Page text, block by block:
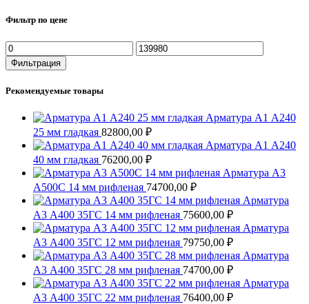
Фильтр по цене
Минимальная
цена
Максимальная
цена
Фильтрация
Рекомендуемые товары
Арматура А1 А240
25 мм гладкая 82800,00 ₽
Арматура А1 А240
40 мм гладкая 76200,00 ₽
Арматура А3
А500С 14 мм рифленая 74700,00 ₽
Арматура
А3 А400 35ГС 14 мм рифленая 75600,00 ₽
Арматура
А3 А400 35ГС 12 мм рифленая 79750,00 ₽
Арматура
А3 А400 35ГС 28 мм рифленая 74700,00 ₽
Арматура
А3 А400 35ГС 22 мм рифленая 76400,00 ₽